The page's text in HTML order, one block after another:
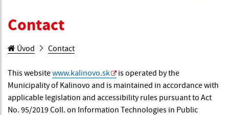
Contact
Úvod Contact
This websitewww.kalinovo.sk
is operated by the
Municipality of Kalinovo and is maintained in accordance with
applicable legislation and accessibility rules pursuant to Act
No. 95/2019 Coll. on Information Technologies in Public